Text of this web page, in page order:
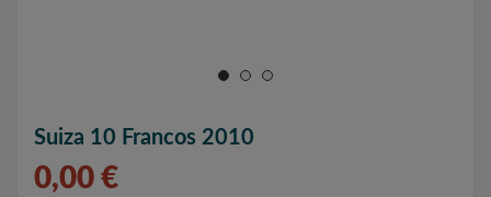
Suiza 10 Francos 2010
0,00 €